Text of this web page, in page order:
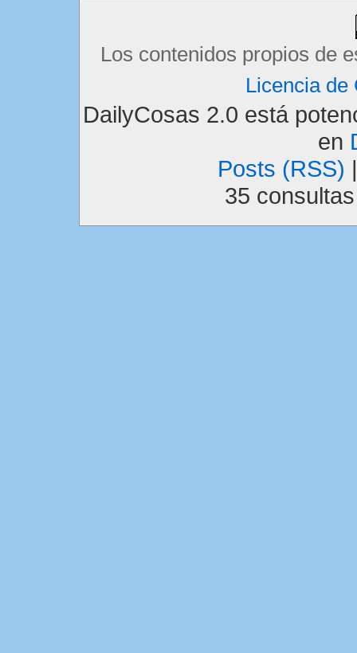
Los contenidos propios de
Licencia de
DailyCosas 2.0 está
en
Posts (RSS)
35